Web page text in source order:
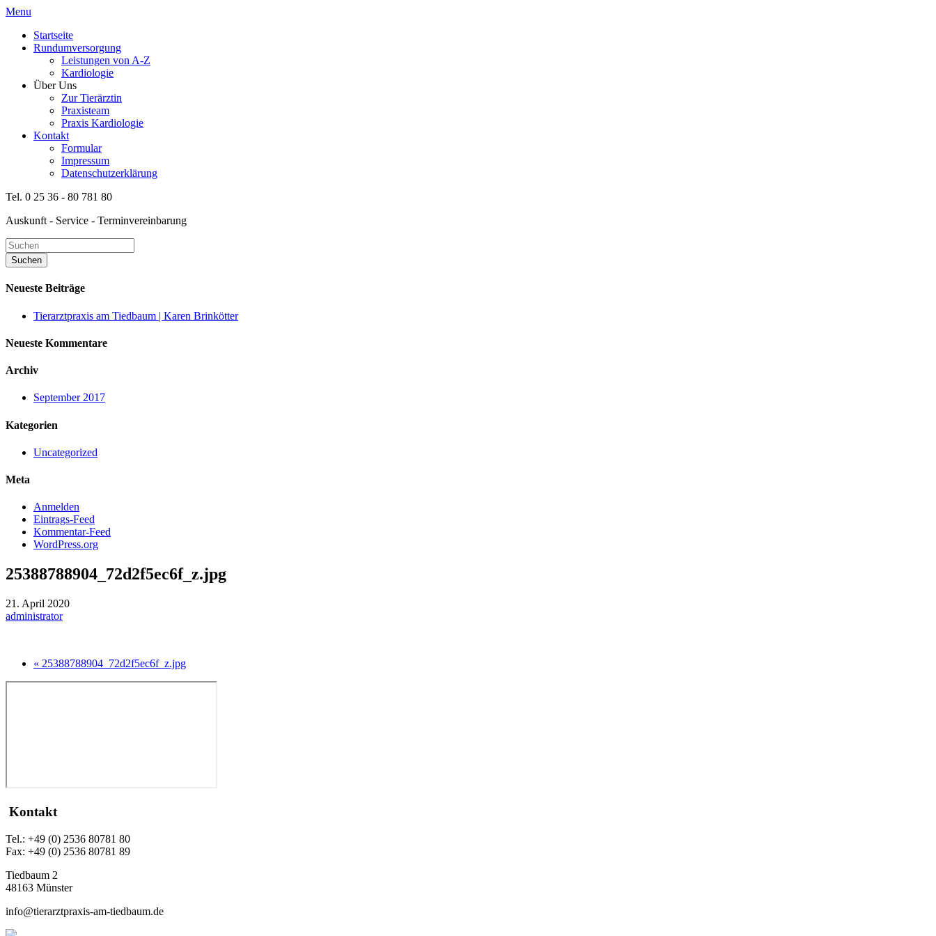
Menu
Startseite
Rundumversorgung
Leistungen von A-Z
Kardiologie
Über Uns
Zur Tierärztin
Praxisteam
Praxis Kardiologie
Kontakt
Formular
Impressum
Datenschutzerklärung
Tel. 0 25 36 - 80 781 80
Auskunft - Service - Terminvereinbarung
Neueste Beiträge
Tierarztpraxis am Tiedbaum | Karen Brinkötter
Neueste Kommentare
Archiv
September 2017
Kategorien
Uncategorized
Meta
Anmelden
Eintrags-Feed
Kommentar-Feed
WordPress.org
25388788904_72d2f5ec6f_z.jpg
21. April 2020
administrator
« 25388788904_72d2f5ec6f_z.jpg
Kontakt
Tel.: +49 (0) 2536 80781 80
Fax: +49 (0) 2536 80781 89
Tiedbaum 2
48163 Münster
info@tierarztpraxis-am-tiedbaum.de